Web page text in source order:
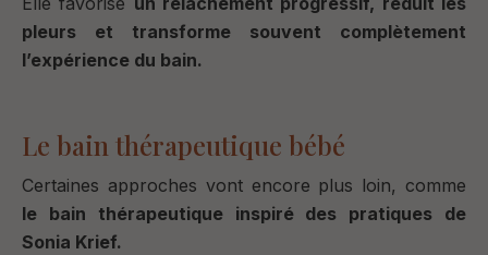
pleurs et transforme souvent complètement
l’expérience du bain.
Le bain thérapeutique bébé
Certaines approches vont encore plus loin, comme
le bain thérapeutique inspiré des pratiques de
Sonia Krief.